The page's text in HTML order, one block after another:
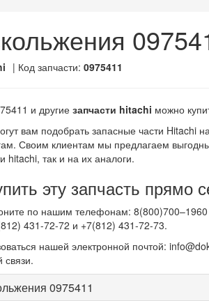
| Код запчасти: 0975411
и другие запчасти hitachi можно
вам подобрать запасные части Hitachi
Своим клиентам мы предлагаем
hitachi, так и на их аналоги.
эту запчасть прямо
по нашим телефонам:
431-72-72 и +7(812) 431-72-73.
нашей электронной почтой:
связи.
0975411